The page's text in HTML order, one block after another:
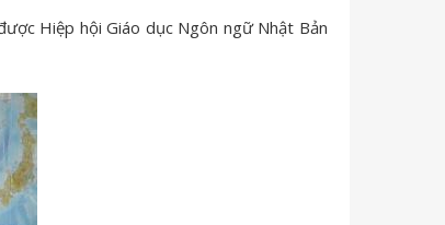
Hiệp hội Giáo dục Ngôn ngữ Nhật Bản